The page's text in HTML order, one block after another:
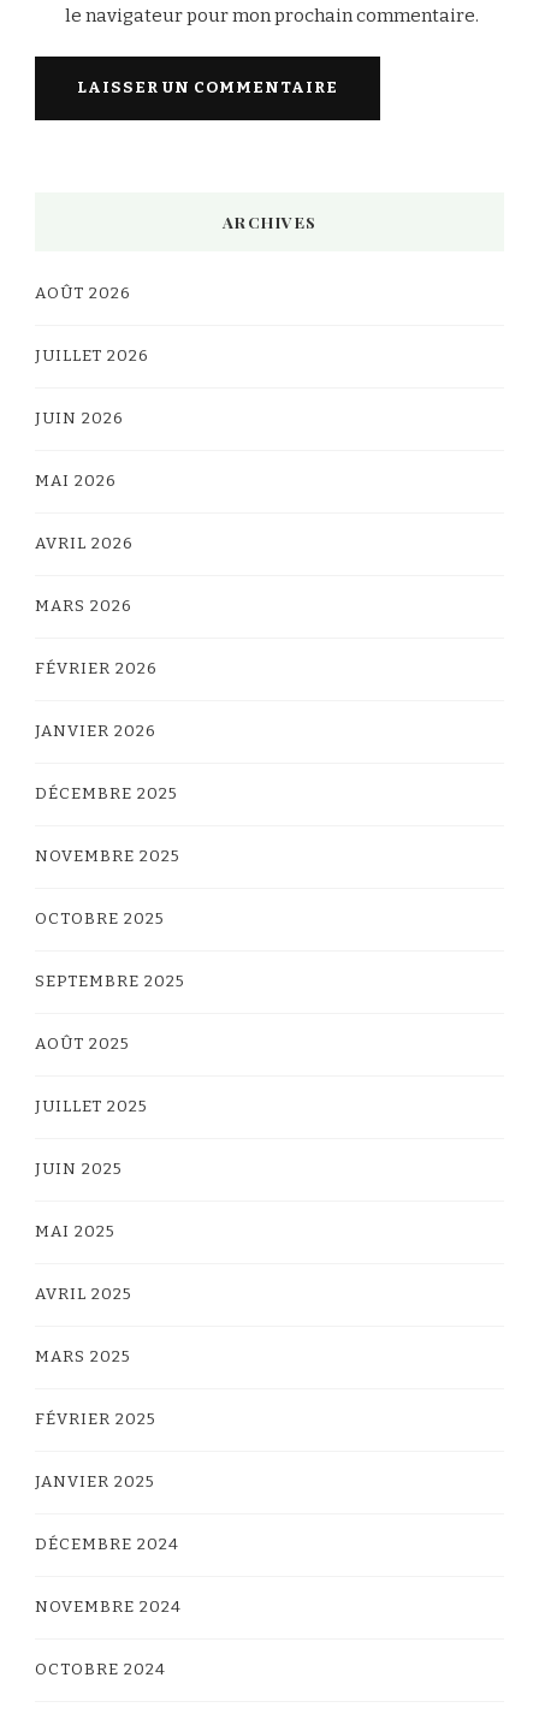
le navigateur pour mon prochain commentaire.
ARCHIVES
AOÛT 2026
JUILLET 2026
JUIN 2026
MAI 2026
AVRIL 2026
MARS 2026
FÉVRIER 2026
JANVIER 2026
DÉCEMBRE 2025
NOVEMBRE 2025
OCTOBRE 2025
SEPTEMBRE 2025
AOÛT 2025
JUILLET 2025
JUIN 2025
MAI 2025
AVRIL 2025
MARS 2025
FÉVRIER 2025
JANVIER 2025
DÉCEMBRE 2024
NOVEMBRE 2024
OCTOBRE 2024